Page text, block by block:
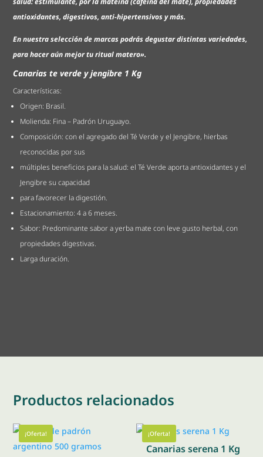
antioxidantes, digestivos, anti-hipertensivos y más.
En nuestra selección de marcas podrás degustar distintas variedades,
para hacer aún mejor tu ritual matero».
Canarias te verde y jengibre 1 Kg
Características:
Origen: Brasil.
Molienda: Fina – Padrón Uruguayo.
Composición: con el agregado del Té Verde y el Jengibre, hierbas
reconocidas por sus
múltiples beneficios para la salud: el Té Verde aporta antioxidantes y el
Jengibre su capacidad
para favorecer la digestión.
Estacionamiento: 4 a 6 meses.
Sabor: Predominante sabor a yerba mate con leve gusto herbal, con
propiedades digestivas.
Larga duración.
Productos relacionados
¡Oferta! ¡Oferta!
Canarias serena 1 Kg